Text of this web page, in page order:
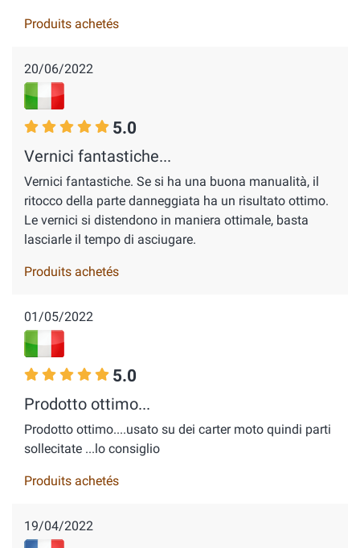
Produits achetés
20/06/2022
5.0
Vernici fantastiche...
Vernici fantastiche. Se si ha una buona manualità, il
ritocco della parte danneggiata ha un risultato ottimo.
Le vernici si distendono in maniera ottimale, basta
lasciarle il tempo di asciugare.
Produits achetés
01/05/2022
5.0
Prodotto ottimo...
Prodotto ottimo....usato su dei carter moto quindi parti
sollecitate ...lo consiglio
Produits achetés
19/04/2022